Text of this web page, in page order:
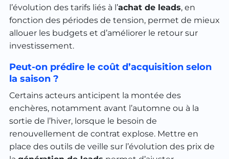
l’évolution des tarifs liés à l’achat de leads, en
fonction des périodes de tension, permet de mieux
allouer les budgets et d’améliorer le retour sur
investissement.
Peut-on prédire le coût d’acquisition selon
la saison ?
Certains acteurs anticipent la montée des
enchères, notamment avant l’automne ou à la
sortie de l’hiver, lorsque le besoin de
renouvellement de contrat explose. Mettre en
place des outils de veille sur l’évolution des prix de